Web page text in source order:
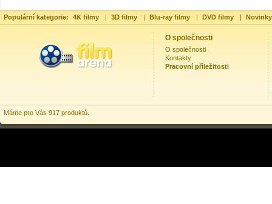
Populární kategorie: 4K filmy | 3D filmy | Blu-ray filmy | DVD filmy |
O společnosti
O společnosti
Kontakty
Pracovní příležitosti
Máme pro Vás 917 produktů.